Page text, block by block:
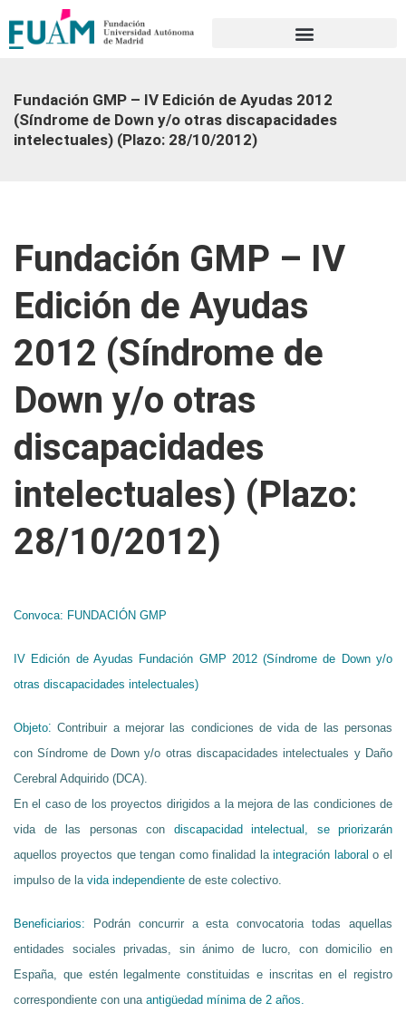
Fundación GMP – IV Edición de Ayudas 2012
(Síndrome de Down y/o otras discapacidades
intelectuales) (Plazo: 28/10/2012)
Fundación GMP – IV
Edición de Ayudas
2012 (Síndrome de
Down y/o otras
discapacidades
intelectuales) (Plazo:
28/10/2012)
Convoca: FUNDACIÓN GMP
IV Edición de Ayudas Fundación GMP 2012 (Síndrome de Down y/o
otras discapacidades intelectuales)
Objeto:Contribuir a mejorar las condiciones de vida de las personas
con Síndrome de Down y/o otras discapacidades intelectuales y Daño
Cerebral Adquirido (DCA).
En el caso de los proyectos dirigidos a la mejora de las condiciones de
vida de las personas con discapacidad intelectual, se priorizarán
aquellos proyectos que tengan como finalidad laintegración laboral o el
impulso de la vida independiente de este colectivo.
Beneficiarios:
Podrán concurrir a esta convocatoria todas aquellas
entidades sociales privadas, sin ánimo de lucro, con domicilio en
España, que estén legalmente constituidas e inscritas en el registro
correspondiente con una antigüedad mínima de 2 años.